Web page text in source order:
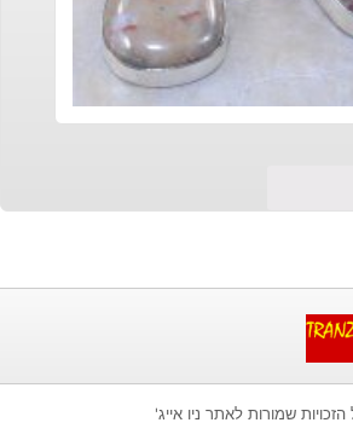
שמורות לאתר ניו אייג'